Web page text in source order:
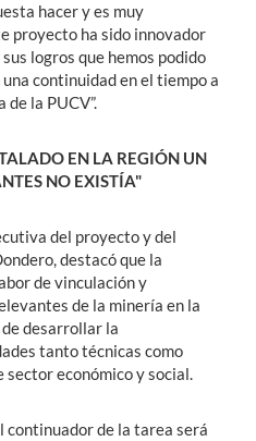
hacer y es muy
proyecto ha sido innovador
logros que hemos podido
continuidad en el tiempo a
la PUCV”.
EN LA REGIÓN UN
NO EXISTÍA"
del proyecto y del
destacó que la
de vinculación y
de la minería en la
desarrollar la
tanto técnicas como
económico y social.
continuador de la tarea será